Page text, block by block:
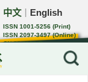
中文 English
ISSN 1001-5256 (Print)
ISSN 2097-3497 (Online)
CN 22-1108/R